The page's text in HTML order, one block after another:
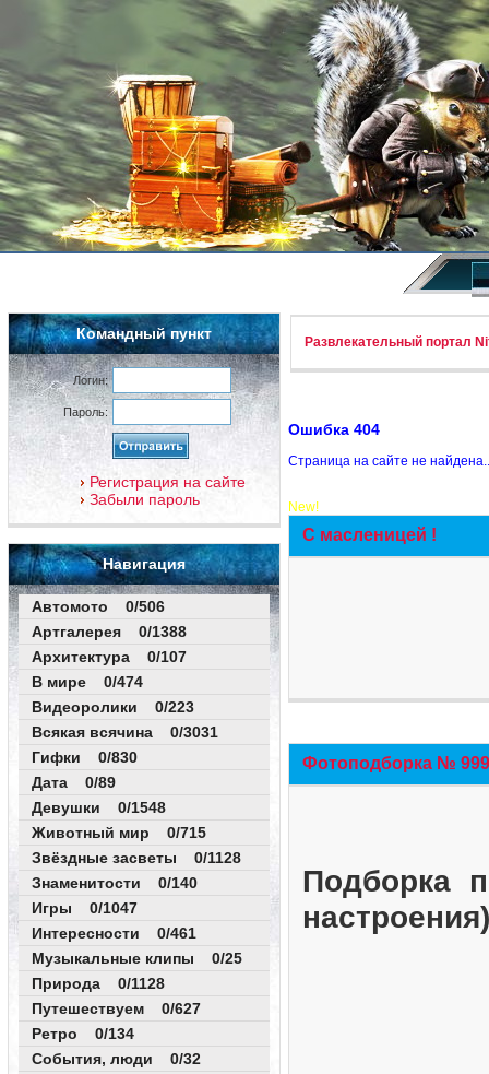
Командный пункт
Логин:
Пароль:
Регистрация на сайте
Забыли пароль
Навигация
Автомото 0/506
Артгалерея 0/1388
Архитектура 0/107
В мире 0/474
Видеоролики 0/223
Всякая всячина 0/3031
Гифки 0/830
Дата 0/89
Девушки 0/1548
Животный мир 0/715
Звёздные засветы 0/1128
Знаменитости 0/140
Игры 0/1047
Интересности 0/461
Музыкальные клипы 0/25
Природа 0/1128
Путешествуем 0/627
Ретро 0/134
События, люди 0/32
Развлекательный портал
Ошибка 404
Страница на сайте не
New!
С масленицей !
Фотоподборка №
Подборка